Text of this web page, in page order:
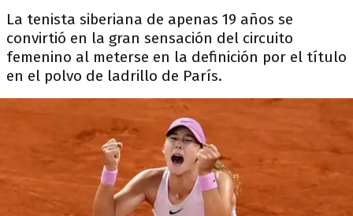
La tenista siberiana de apenas 19 años se
convirtió en la gran sensación del circuito
femenino al meterse en la definición por el título
en el polvo de ladrillo de París.